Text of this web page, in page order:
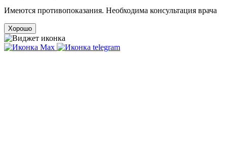
Имеются противопоказания. Необходима консультация врача
Хорошо